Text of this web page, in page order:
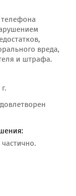
вреда,
и штрафа.